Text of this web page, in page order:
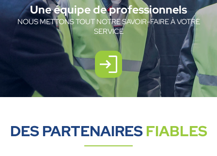
Une équipe de professionnels
NOUS METTONS TOUT NOTRE SAVOIR-FAIRE À VOTRE
SERVICE
DES PARTENAIRES FIABLES